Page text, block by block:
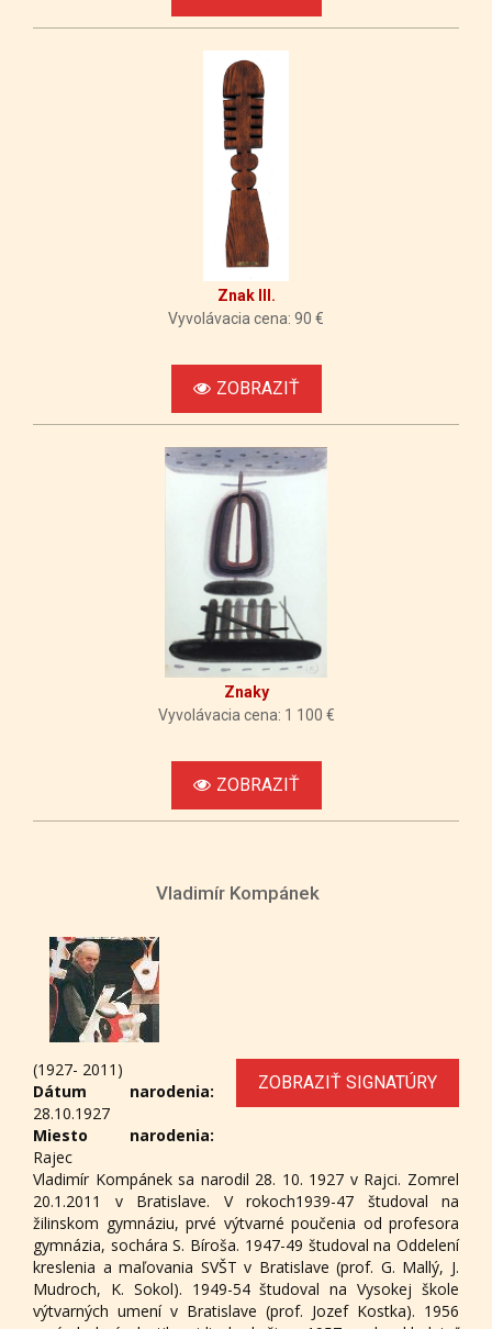
Znak III.
Vyvolávacia cena: 90 €
ZOBRAZIŤ
Znaky
Vyvolávacia cena: 1 100 €
ZOBRAZIŤ
Vladimír Kompánek
ZOBRAZIŤ SIGNATÚRY
(1927- 2011)
Dátum narodenia:
28.10.1927
Miesto narodenia:
Rajec
Vladimír Kompánek sa narodil 28. 10. 1927 v Rajci. Zomrel
20.1.2011 v Bratislave. V rokoch1939-47 študoval na
žilinskom gymnáziu, prvé výtvarné poučenia od profesora
gymnázia, sochára S. Bíroša. 1947-49 študoval na Oddelení
kreslenia a maľovania SVŠT v Bratislave (prof. G. Mallý, J.
Mudroch, K. Sokol). 1949-54 študoval na Vysokej škole
výtvarných umení v Bratislave (prof. Jozef Kostka). 1956